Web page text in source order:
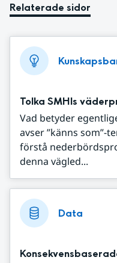
Relaterade sidor
Tolka SMHIs
Vad betyder
avser ”känns som”-
förstå
denna vägled...
Data